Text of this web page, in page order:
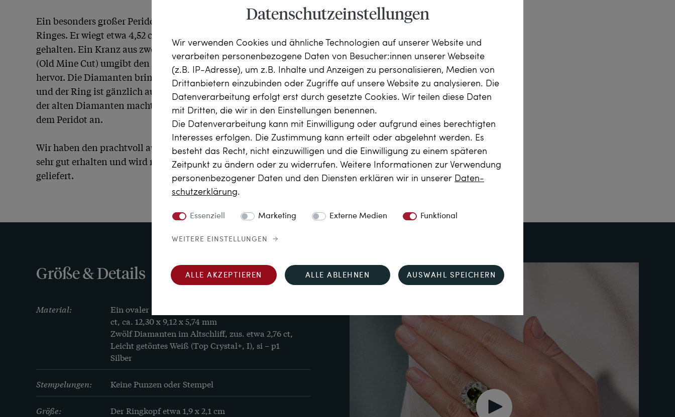
Ein besonders großer Peridot steht im Zentrum des hier vorliegenden
Ringes. Er wiegt etwa 4,52 ct und wird von einer umlaufenden Zarge
gehalten. Ein Kranz aus zwölf Diamanten im kissenförmigen Altschliff
(Old Mine Cut) umgibt den Edelstein und hebt ihn farblich besonders
hervor. Die Diamanten bringen zusammen etwa 2,76 ct auf die Waage
und der Ring ist gänzlich aus Silber geschmiedet. Die leichte Tönung
der alten Diamanten macht ihr Funkeln sanft und gleicht sie farblich
dem Peridot an.
Wir haben den prachtvoll ausgestatteten Ring in Köln entdeckt. Er ist
sehr gut erhalten und wird mit einem unabhängigen Wertgutachten
geliefert.
Größe & Details
Material:
Ein ovaler natürlicher Peridot im Sternschliff, 4,52
ct, ca. 12,30 x 9,12 x 5,74 mm
Zwölf Diamanten im Altschliff, zus. etwa 2,76 ct,
Leicht getöntes Weiß (Top Crystal+, I), si – p1
Silber
Stempelungen: Keine Punzen oder Stempel
Größe: Der Ringkopf etwa 1,9 x 2,1 cm
Datenschutzeinstellungen
Wir verwenden Cookies und ähnliche Technologien auf unserer Website und
verarbeiten personenbezogene Daten von Besucher:innen unserer Webseite
(z.B. IP-Adresse), um z.B. Inhalte und Anzeigen zu personalisieren, Medien von
Drittanbietern einzubinden oder Zugriffe auf unsere Website zu analysieren. Die
Datenverarbeitung erfolgt erst durch gesetzte Cookies. Wir teilen diese Daten
mit Dritten, die wir in den Einstellungen benennen.
Die Datenverarbeitung kann mit Einwilligung oder aufgrund eines berechtigten
Interesses erfolgen. Die Zustimmung kann erteilt oder abgelehnt werden. Es
besteht das Recht, nicht einzuwilligen und die Einwilligung zu einem späteren
Zeitpunkt zu ändern oder zu widerrufen. Weitere Informationen zur Verwendung
personenbezogener Daten und den Diensten erklären wir in unserer Daten­
schutz­erklärung.
Essenziell Marketing Externe Medien Funktional
WEITERE EINSTELLUNGEN
ALLE AKZEPTIEREN ALLE ABLEHNEN AUSWAHL SPEICHERN